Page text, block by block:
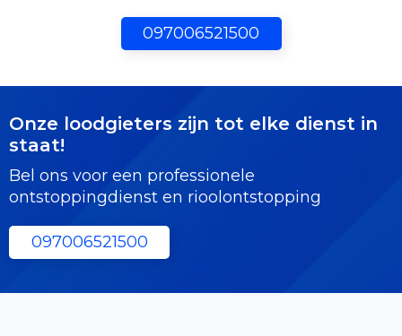
097006521500
Onze loodgieters zijn tot elke dienst in
staat!
Bel ons voor een professionele
ontstoppingdienst en rioolontstopping
097006521500